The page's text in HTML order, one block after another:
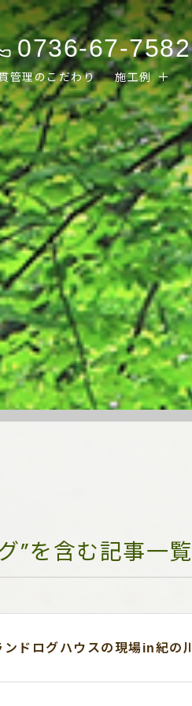
0736-67-7582
管理のこだわり 施工例
”を含む記事一覧
ンドログハウスの現場in紀の